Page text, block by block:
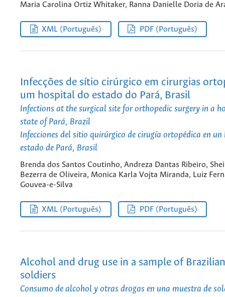
Maria Carolina Ortiz Whitaker, Ranna Danielle Doria de
XML (Português) PDF (Português)
Infecções de sítio cirúrgico em cirurgias
um hospital do estado do Pará, Brasil
Infections at the surgical site for orthopedic surgery in a
state of Pará, Brazil
Infecciones del sitio quirúrgico de cirugía ortopédica en
estado de Pará, Brasil
Brenda dos Santos Coutinho, Andreza Dantas Ribeiro,
Bezerra de Oliveira, Monica Karla Vojta Miranda, Luiz
Gouvea-e-Silva
XML (Português) PDF (Português)
Alcohol and drug use in a sample of
soldiers
Consumo de alcohol y otras drogas en una muestra de